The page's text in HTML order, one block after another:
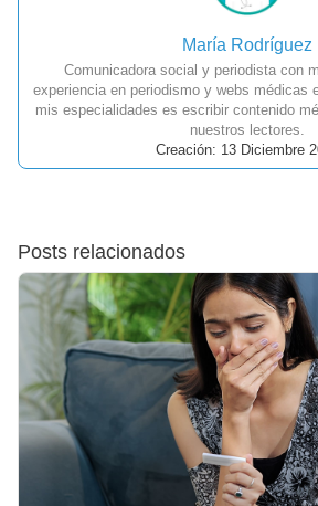
María Rodríguez
Comunicadora social y periodista con
experiencia en periodismo y webs médicas
mis especialidades es escribir contenido
nuestros lectores.
Creación: 13 Diciembre
Posts relacionados